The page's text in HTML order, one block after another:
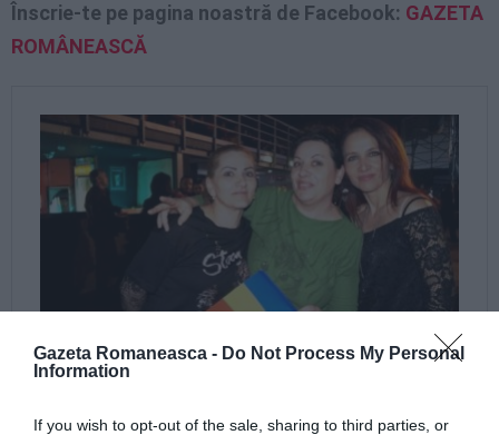
Gazeta Romaneasca - Do Not Process My Personal
Information
If you wish to opt-out of the sale, sharing to third parties, or
Înscrie-te pe pagina noastră de Facebook: GAZETA
ROMÂNEASCĂ